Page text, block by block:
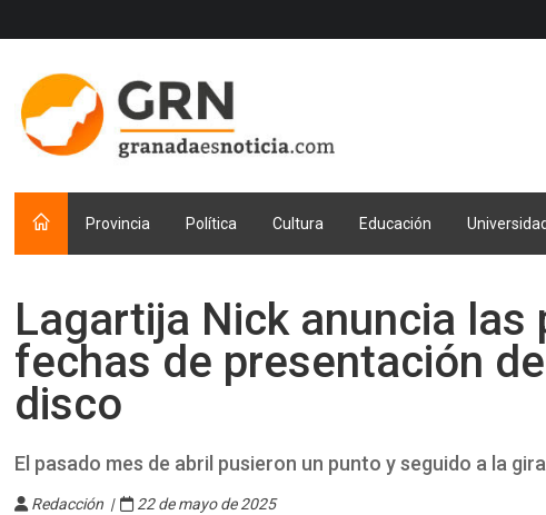
Provincia Política Cultura Educación Universidad
Lagartija Nick anuncia las
fechas de presentación
disco
El pasado mes de abril pusieron un punto y seguido a la
Redacción | 22 de mayo de 2025